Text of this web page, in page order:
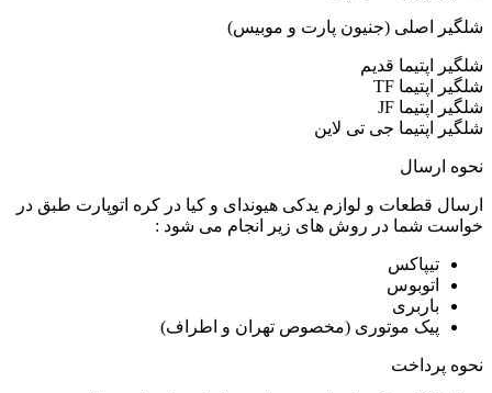
شلگیر اصلی (جنیون پارت و موبیس)
شلگیر اپتیما قدیم
شلگیر اپتیما TF
شلگیر اپتیما JF
شلگیر اپتیما جی تی لاین
نحوه ارسال
ارسال قطعات و لوازم یدکی هیوندای و کیا در کره اتوپارت طبق در
خواست شما در روش های زیر انجام می شود :
تیپاکس
اتوبوس
باربری
پیک موتوری (مخصوص تهران و اطراف)
نحوه پرداخت